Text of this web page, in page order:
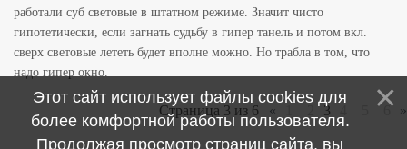
работали суб световые в штатном режиме. Значит чисто
гипотетически, если загнать судьбу в гипер танель и потом вкл.
сверх световые лететь будет вполне можно. Но трабла в том, что
надо гипер окно.
Страница 3 из 6 « 3 »
Этот сайт использует файлы cookies для
более комфортной работы пользователя.
Продолжая просмотр страниц сайта, вы